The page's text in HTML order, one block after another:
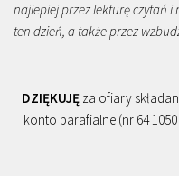
najlepiej przez lekturę czytań
ten dzień, a także przez
DZIĘKUJĘ za ofiary
konto parafialne (nr 64 1050